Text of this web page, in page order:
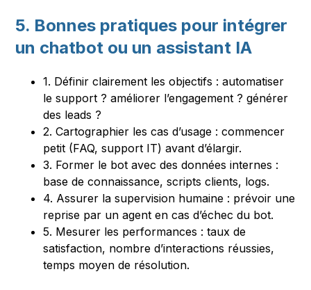
5. Bonnes pratiques pour intégrer
un chatbot ou un assistant IA
1. Définir clairement les objectifs : automatiser
le support ? améliorer l’engagement ? générer
des leads ?
2. Cartographier les cas d’usage : commencer
petit (FAQ, support IT) avant d’élargir.
3. Former le bot avec des données internes :
base de connaissance, scripts clients, logs.
4. Assurer la supervision humaine : prévoir une
reprise par un agent en cas d’échec du bot.
5. Mesurer les performances : taux de
satisfaction, nombre d’interactions réussies,
temps moyen de résolution.